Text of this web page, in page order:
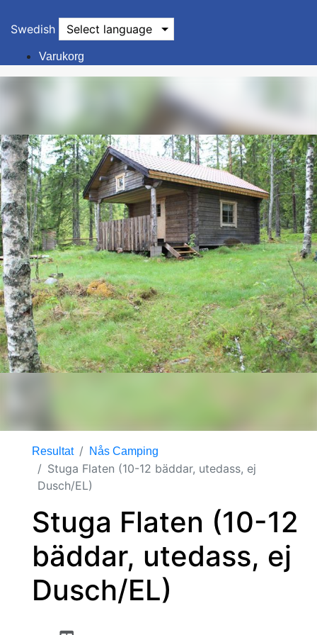
Swedish Select language
Varukorg
Resultat Nås Camping
Stuga Flaten (10-12 bäddar, utedass, ej
Dusch/EL)
Stuga Flaten (10-12
bäddar, utedass, ej
Dusch/EL)